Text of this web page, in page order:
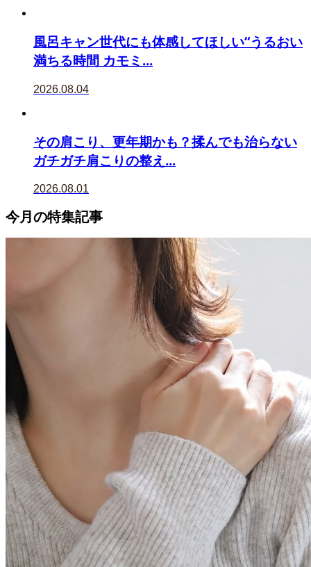
風呂キャン世代にも体感してほしい“うるおい
満ちる時間 カモミ...
2026.08.04
その肩こり、更年期かも？揉んでも治らない
ガチガチ肩こりの整え...
2026.08.01
今月の特集記事